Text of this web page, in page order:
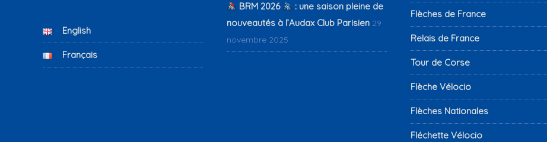
English
Français
BRM 2026
: une saison pleine de
nouveautés à l’Audax Club Parisien 29
novembre 2025
Flèches de France
Relais de France
Tour de Corse
Flèche Vélocio
Flèches Nationales
Fléchette Vélocio